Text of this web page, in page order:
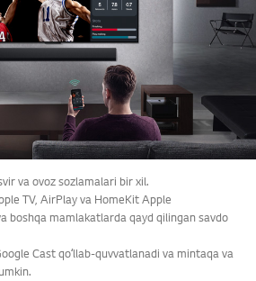
va ovoz sozlamalari bir xil.
TV, AirPlay va HomeKit Apple
boshqa mamlakatlarda qayd qilingan savdo
Cast qoʻllab-quvvatlanadi va mintaqa va